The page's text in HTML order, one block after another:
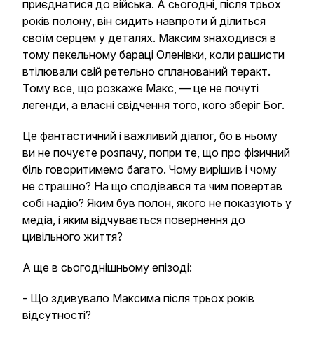
приєднатися до війська. А сьогодні, після трьох
років полону, він сидить навпроти й ділиться
своїм серцем у деталях. Максим знаходився в
тому пекельному бараці Оленівки, коли рашисти
втілювали свій ретельно спланований теракт.
Тому все, що розкаже Макс, — це не почуті
легенди, а власні свідчення того, кого зберіг Бог.
Це фантастичний і важливий діалог, бо в ньому
ви не почуєте розпачу, попри те, що про фізичний
біль говоритимемо багато. Чому вирішив і чому
не страшно? На що сподівався та чим повертав
собі надію? Яким був полон, якого не показують у
медіа, і яким відчувається повернення до
цивільного життя?
А ще в сьогоднішньому епізоді:
- Що здивувало Максима після трьох років
відсутності?